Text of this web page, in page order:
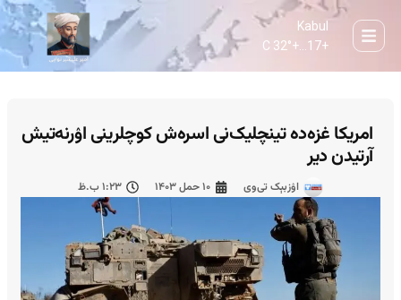
Kabul
+
17...
+
32° C
امریکا غزه‌ده تینچلیک‌نی اسره‌ش کوچلرینی اۉرنه‌تیش
آرتیدن دیر
اۉزبېک تی‌وی ۱۰ حمل ۱۴۰۳ ۱:۲۳ ب.ظ